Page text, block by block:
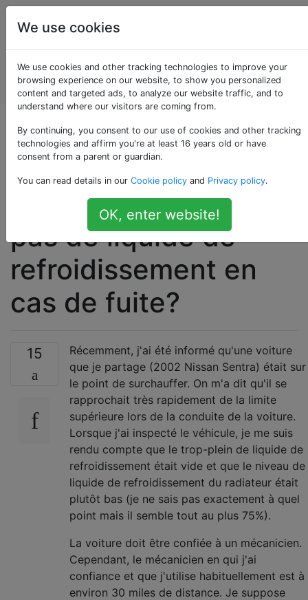
Entretien et
réparation
de
véhicules
automobiles
Account
Puis-je conduire une
voiture avec
seulement de l'eau et
pas de liquide de
refroidissement en
cas de fuite?
15
Récemment, j'ai été informé qu'une voiture
que je partage (2002 Nissan Sentra) était sur
le point de surchauffer. On m'a dit qu'il se
rapprochait très rapidement de la limite
supérieure lors de la conduite de la voiture.
Lorsque j'ai inspecté le véhicule, je me suis
rendu compte que le trop-plein de liquide de
refroidissement était vide et que le niveau de
liquide de refroidissement du radiateur était
plutôt bas (je ne sais pas exactement à quel
point mais il semble tout au plus 75%).
La voiture doit être confiée à un mécanicien.
Cependant, le mécanicien en qui j'ai
confiance et que j'utilise habituellement est à
environ 30 miles de distance. Je suppose
We use cookies
We use cookies and other tracking technologies to improve your
browsing experience on our website, to show you personalized
content and targeted ads, to analyze our website traffic, and to
understand where our visitors are coming from.
By continuing, you consent to our use of cookies and other tracking
technologies and affirm you're at least 16 years old or have
consent from a parent or guardian.
You can read details in our Cookie policy and Privacy policy.
OK, enter website!